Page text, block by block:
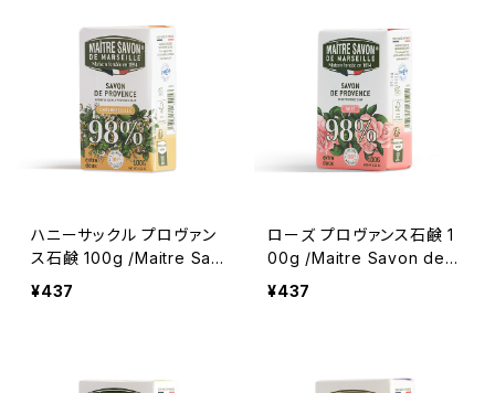
ハニーサックル プロヴァン
ス石鹸 100g /Maitre Sav
on de Marseille/メート
¥437
ローズ プロヴァンス石鹸 1
00g /Maitre Savon de
Marseille/メートル・サボ
¥437